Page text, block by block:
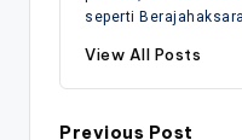
seperti
View All Posts
Previous Post